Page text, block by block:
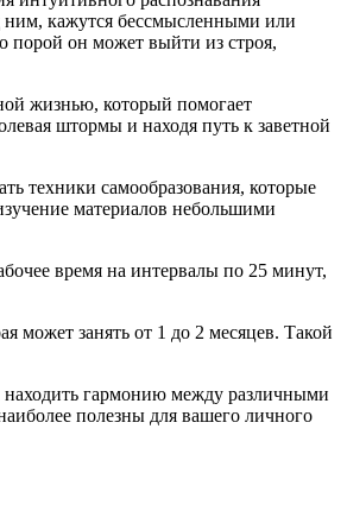
ним, кажутся бессмысленными или
порой он может выйти из строя,
жизнью, который помогает
штормы и находя путь к заветной
техники самообразования, которые
материалов небольшими
время на интервалы по 25 минут,
может занять от 1 до 2 месяцев. Такой
находить гармонию между различными
полезны для вашего личного